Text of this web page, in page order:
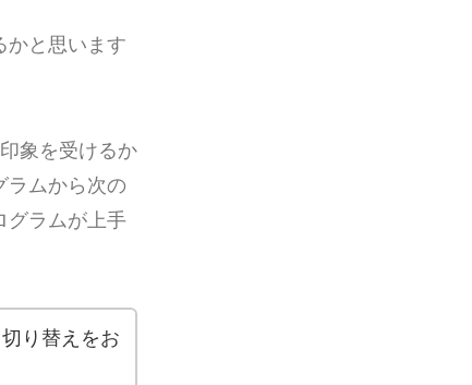
かと思います
象を受けるか
ラムから次の
グラムが上手
り替えをお